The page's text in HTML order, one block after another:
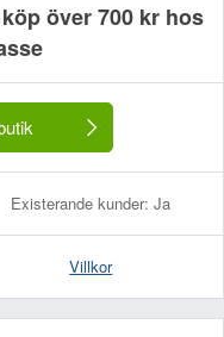
över 700 kr hos
Existerande kunder: Ja
Villkor